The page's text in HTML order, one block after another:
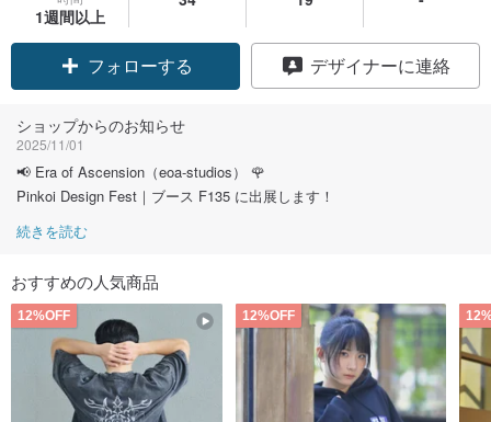
1週間以上
フォローする デザイナーに連絡
ショップからのお知らせ
2025/11/01
📢 Era of Ascension（eoa-studios） 🌹
Pinkoi Design Fest｜ブース F135 に出展します！
続きを読む
おすすめの人気商品
12%OFF 12%OFF